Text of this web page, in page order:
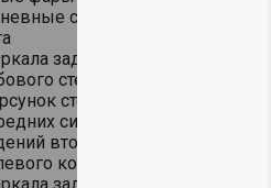
светодиодные ходовые
заднего вида с обогревом
стекла
стеклоомывателя
сидений
второго ряда
колеса